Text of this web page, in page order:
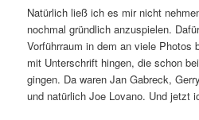
Natürlich ließ ich es mir nicht
nochmal gründlich anzuspielen.
Vorführraum in dem an viele Photos
mit Unterschrift hingen, die schon
gingen. Da waren Jan Gabreck,
und natürlich Joe Lovano. Und jetzt